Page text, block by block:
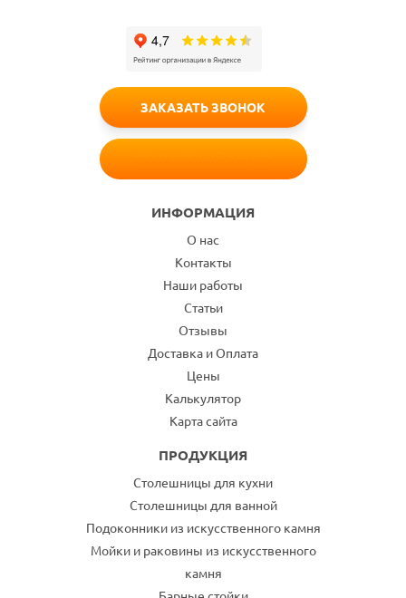
ИНФОРМАЦИЯ
О нас
Контакты
Наши работы
Статьи
Отзывы
Доставка и Оплата
Цены
Калькулятор
Карта сайта
ПРОДУКЦИЯ
Столешницы для кухни
Столешницы для ванной
Подоконники из искусственного камня
Мойки и раковины из искусственного
камня
ЗАКАЗАТЬ ЗВОНОК